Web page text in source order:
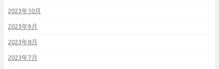
2023年10月
2023年9月
2023年8月
2023年7月